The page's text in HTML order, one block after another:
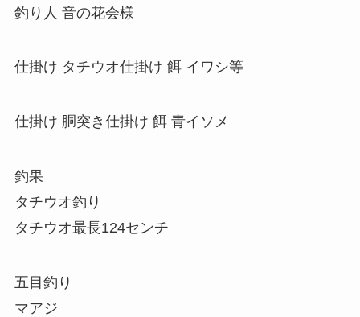
釣り人 音の花会様
仕掛け タチウオ仕掛け 餌 イワシ等
仕掛け 胴突き仕掛け 餌 青イソメ
釣果
タチウオ釣り
タチウオ最長124センチ
五目釣り
マアジ